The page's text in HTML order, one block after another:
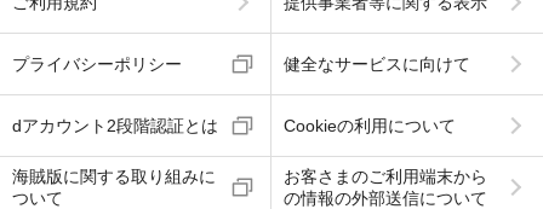
プライバシーポリシー 健全なサービスに向けて
dアカウント2段階認証とは Cookieの利用について
海賊版に関する取り組みに
ついて
お客さまのご利用端末から
の情報の外部送信について